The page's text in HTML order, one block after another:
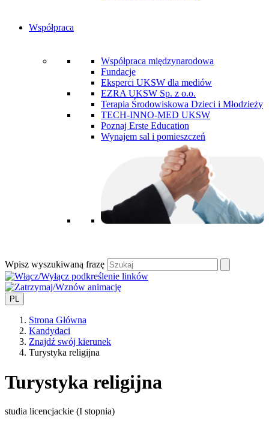
Współpraca
Współpraca międzynarodowa
Fundacje
Eksperci UKSW dla mediów
EZRA UKSW Sp. z o.o.
Terapia Środowiskowa Dzieci i Młodzieży
TECH-INNO-MED UKSW
Poznaj Erste Education
Wynajem sal i pomieszczeń
Wpisz wyszukiwaną frazę
PL
Strona Główna
Kandydaci
Znajdź swój kierunek
Turystyka religijna
Turystyka religijna
studia licencjackie (I stopnia)